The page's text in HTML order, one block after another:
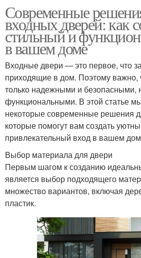
Современные
входных дверей: как
стильный и
в вашем доме
Входные двери — это первое, что
приходящие в дом. Поэтому
только надежными и безопасными,
функциональными. В этой статье
некоторые современные решения
которые помогут вам создать
привлекательный вход в вашем
Выбор материала для двери
Первым шагом к созданию
является выбор подходящего
множество вариантов, включая
пластик.